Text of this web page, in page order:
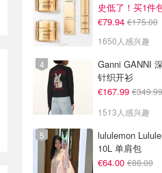
史低了！买1件
€79.94 €175.00
1650人感兴趣
Ganni GANNI
针织开衫
€167.99 €349.99
1513人感兴趣
lululemon
10L 单肩包
€64.00 €88.00